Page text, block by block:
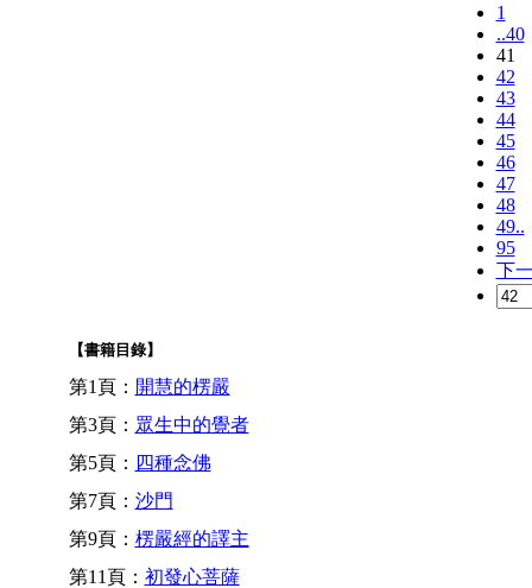
1
..40
41
42
43
44
45
46
47
48
49..
95
下
【書籍目錄】
第1頁： 開慧的楞嚴
第3頁： 眾生中的覺者
第5頁： 四種念佛
第7頁： 沙門
第9頁： 楞嚴經的譯主
第11頁： 初發心菩薩